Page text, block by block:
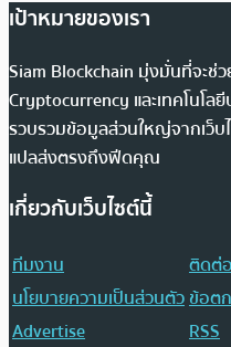
เป้าหมายของเรา
Siam Blockchain มุ่งมั่นที่จะช่
Cryptocurrency และเทคโนโล
รวบรวมข้อมูลส่วนใหญ่จากเว็บ
แปลส่งตรงถึงฟีดคุณ
เกี่ยวกับเว็บไซต์นี้
ทีมงาน
ติดต่
นโยบายความเป็นส่วนตัวข้อต
Advertise
RSS